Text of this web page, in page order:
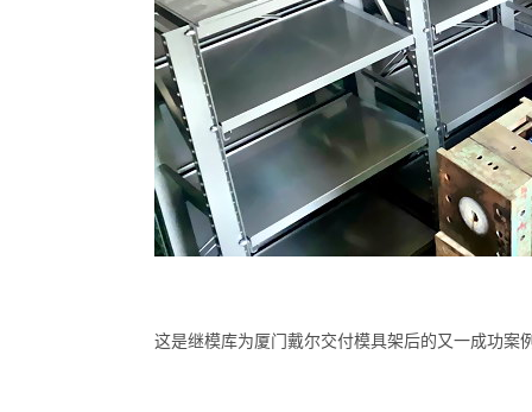
这是继模库为厦门戴尔交付模具架后的又一成功